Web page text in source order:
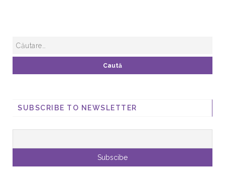
SUBSCRIBE TO NEWSLETTER